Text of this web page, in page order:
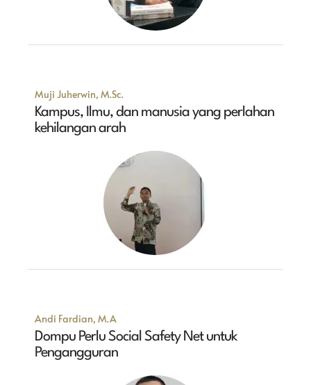
Muji Juherwin, M.Sc.
Kampus, Ilmu, dan manusia yang perlahan
kehilangan arah
Andi Fardian, M.A
Dompu Perlu Social Safety Net untuk
Pengangguran